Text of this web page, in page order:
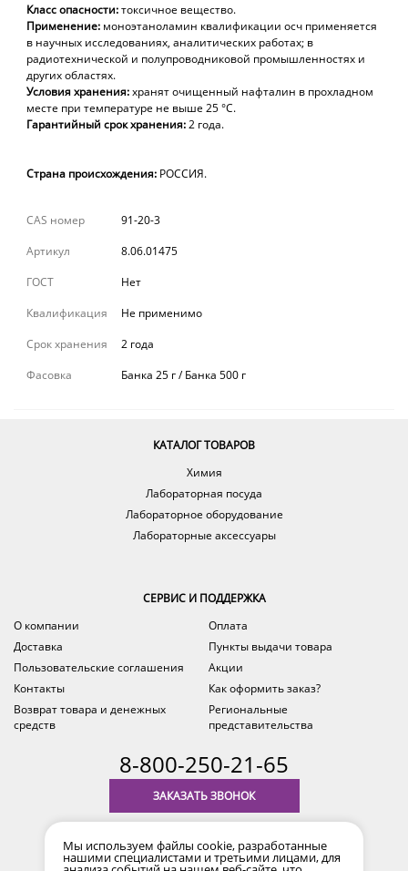
Класс опасности:токсичное вещество.
Применение: моноэтаноламин квалификации осч применяется
в научных исследованиях, аналитических работах; в
радиотехнической и полупроводниковой промышленностях и
других областях.
Условия хранения:хранят очищенный нафталин в прохладном
месте при температуре не выше 25 °С.
Гарантийный срокхранения:2 года.
Страна происхождения: РОССИЯ.
CAS номер
91-20-3
Артикул
8.06.01475
ГОСТ
Нет
Квалификация
Не применимо
Срок хранения
2 года
Фасовка
Банка 25 г / Банка 500 г
КАТАЛОГ ТОВАРОВ
Химия
Лабораторная посуда
Лабораторное оборудование
Лабораторные аксессуары
СЕРВИС И ПОДДЕРЖКА
О компании
Оплата
Доставка
Пункты выдачи товара
Пользовательские соглашения
Акции
Контакты
Как оформить заказ?
Возврат товара и денежных
средств
Региональные
представительства
8-800-250-21-65
ЗАКАЗАТЬ ЗВОНОК
время по Уфе (MSK+2)
Мы используем файлы cookie, разработанные
нашими специалистами и третьими лицами, для